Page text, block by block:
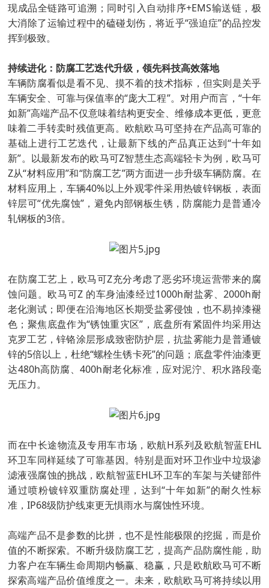
现成品全链路可追溯；同时引入自动排序+EMS输送链，极
大消除了运输过程中的磕碰划伤，将近乎“强迫症”的品控发
挥到极致。
持续进化：防腐工艺迭代升级，领先科技高效落地
车辆防腐看似是看不见、摸不着的技术指标，但实则是关乎
车辆安全、可靠与保值率的“庞大工程”。对用户而言，“十年
如新”高端产品不仅意味着结构更安全、维修成本更低，更意
味着二手转卖时残值更高。欧航欧马可坚持在产品高可靠的
基础上进行工艺迭代，让最新下线的产品真正达到“十年如
新”。以最新发布的欧马可Z智慧生态高端轻卡为例，欧马可
Z从“材料应用”和“防腐工艺”两方面进一步升级车辆防腐。在
材料应用上，车辆40%以上外观零件采用热镀锌钢板，表面
锌层可“优先腐蚀”，避免内部钢板生锈，防腐能力是普通冷
轧钢板的3倍。
在防腐工艺上，欧马可Z充分考虑了恶劣环境运营带来的腐
蚀问题。欧马可Z 的车身油漆经过1000h耐盐雾、2000h耐
老化测试；即便在沿海地区长期受盐雾侵蚀，也不易掉漆褪
色；聚焦底盘作为“锈蚀重灾区”，底盘所有紧固件均采用达
克罗工艺，锌铬涂层形成致密防护层，抗盐雾能力是普通镀
锌的5倍以上，杜绝“螺栓生锈卡死”的问题；底盘零件油漆更
达480h高防腐、400h耐老化标准，应对泥泞、积水路段毫
无压力。
而在中长途物流及专用车市场，欧航H系列及欧航智蓝EHL
环卫车同样延续了可靠基因。特别是面对环卫作业中垃圾渗
滤液强腐蚀的挑战，欧航智蓝EHL环卫车的车架与关键部件
通过喷粉镀锌双重防腐处理，达到“十年如新”的耐久性标
准，IP68级防护线束更无惧雨水与腐蚀性环境。
高端产品不是参数的比拼，也不是性能极限的挖掘，而是价
值的不断探索。不断升级防腐工艺，提高产品防腐性能，助
力客户在车辆生命周期内畅赢、稳赢，只是欧航欧马可不断
探索高端产品价值维度之一。未来，欧航欧马可将持续以用